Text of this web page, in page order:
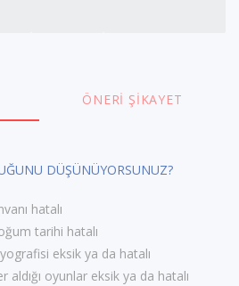
ÖNERI ŞIKAYET
DÜŞÜNÜYORSUNUZ?
hatalı
tarihi hatalı
eksik ya da hatalı
aldığı oyunlar eksik ya da hatalı